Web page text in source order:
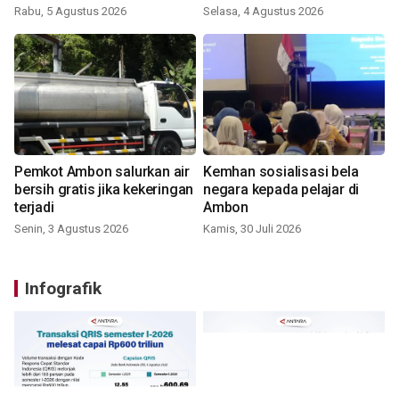
Rabu, 5 Agustus 2026 Selasa, 4 Agustus 2026
Pemkot Ambon salurkan air
bersih gratis jika kekeringan
terjadi
Senin, 3 Agustus 2026
Kemhan sosialisasi bela
negara kepada pelajar di
Ambon
Kamis, 30 Juli 2026
Infografik